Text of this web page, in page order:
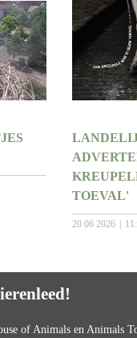
TOEVAL'
20 06 2026
of Animals en Animals